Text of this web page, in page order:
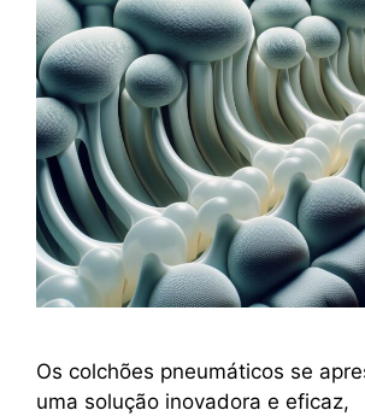
Os colchões pneumáticos se
uma solução inovadora e eficaz,